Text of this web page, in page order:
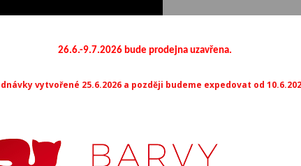
26.6.-9.7.2026 bude prodejna uzavřena.
vytvořené 25.6.2026 a později budeme expedovat od